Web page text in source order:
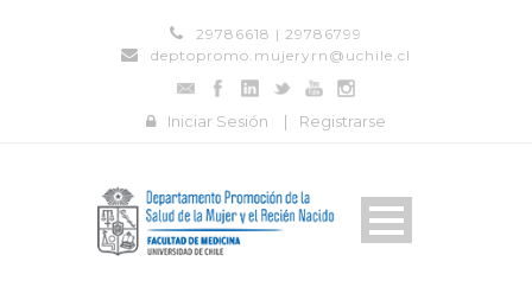
29786618 | 29786799
deptopromo.mujeryrn@uchile.cl
Iniciar Sesión | Registrarse